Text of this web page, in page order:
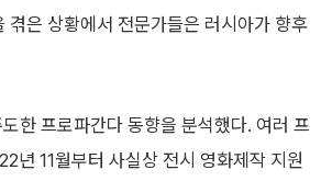
은 상황에서 전문가들은 러시아가 향후
한 프로파간다 동향을 분석했다. 여러 프
년 11월부터 사실상 전시 영화제작 지원